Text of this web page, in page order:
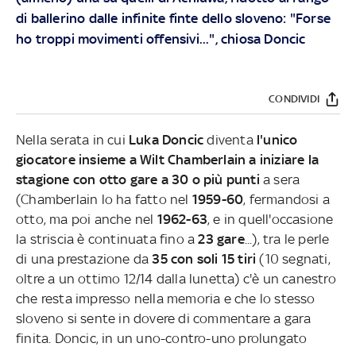
di ballerino dalle infinite finte dello sloveno: "Forse
ho troppi movimenti offensivi...", chiosa Doncic
CONDIVIDI
Nella serata in cui Luka Doncic divental'unico
giocatore insieme a Wilt Chamberlain a iniziare la
stagione con otto gare a 30 o più punti a sera
(Chamberlain lo ha fatto nel 1959-60, fermandosi a
otto, ma poi anche nel 1962-63, e in quell'occasione
la striscia è continuata fino a 23 gare...), tra le perle
di una prestazione da35 con soli 15 tiri (10 segnati,
oltre a un ottimo 12/14 dalla lunetta) c'è un canestro
che resta impresso nella memoria e che lo stesso
sloveno si sente in dovere di commentare a gara
finita. Doncic, in un uno-contro-uno prolungato